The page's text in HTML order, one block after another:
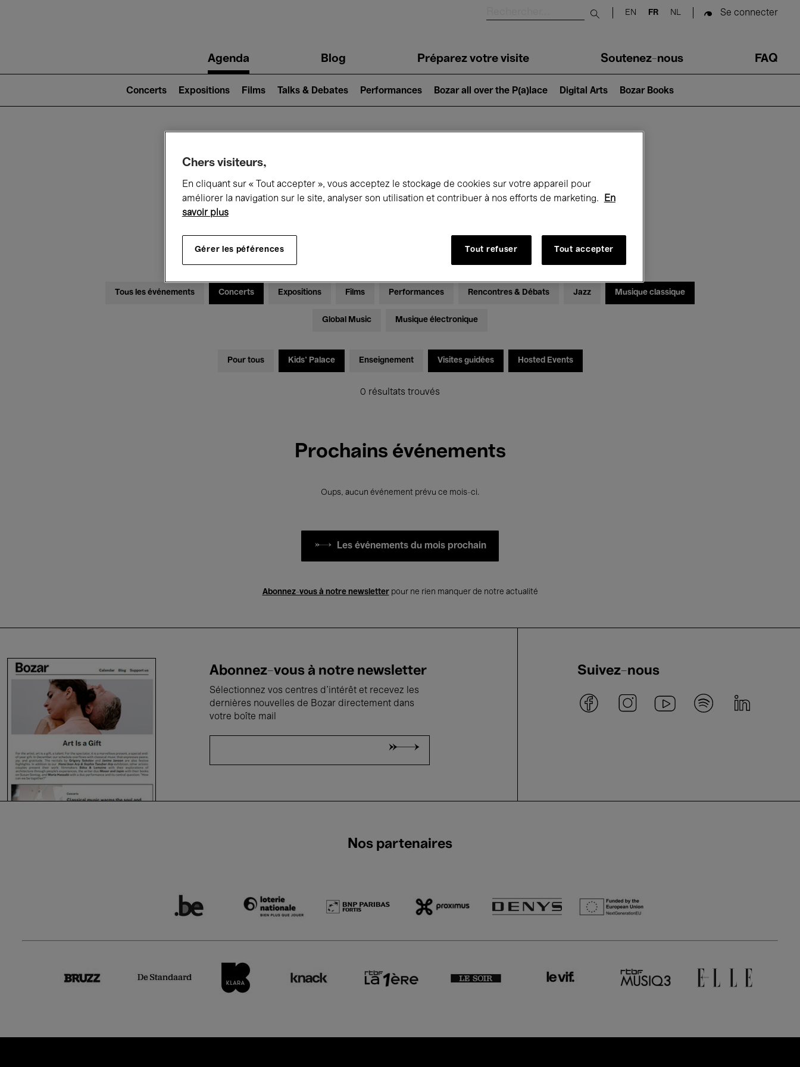
Submit search
EN FR NL Se connecter
navigationAgenda Blog Préparez votre visite Soutenez-nous FAQ
2)
Concerts Expositions Films Talks & Debates Performances Bozar all over the P(a)lace Digital Arts Bozar Books
Ce qui se passe à Bozar
Tous les événements Concerts Expositions Films Performances Rencontres & Débats Jazz Musique classique
Global Music Musique électronique
Pour tous Kids’ Palace Enseignement Visites guidées Hosted Events
0 résultats trouvés
Prochains événements
Oups, aucun événement prévu ce mois-ci.
Les événements du mois prochain
Abonnez-vous à notre newsletterpour ne rien manquer de notre actualité
Abonnez-vous à notre newsletter
Sélectionnez vos centres d'intérêt et recevez les
dernières nouvelles de Bozar directement dans
votre boîte mail
Suivez-nous
Nos partenaires
Chers visiteurs,
En cliquant sur « Tout accepter », vous acceptez le stockage de cookies sur votre appareil pour
améliorer la navigation sur le site, analyser son utilisation et contribuer à nos efforts de marketing.
En
savoir plus
Gérer les péférences Tout refuser Tout accepter